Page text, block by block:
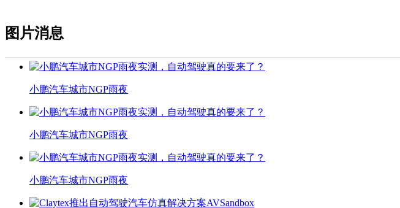
图片消息
小鹏汽车城市NGP雨夜
小鹏汽车城市NGP雨夜
小鹏汽车城市NGP雨夜